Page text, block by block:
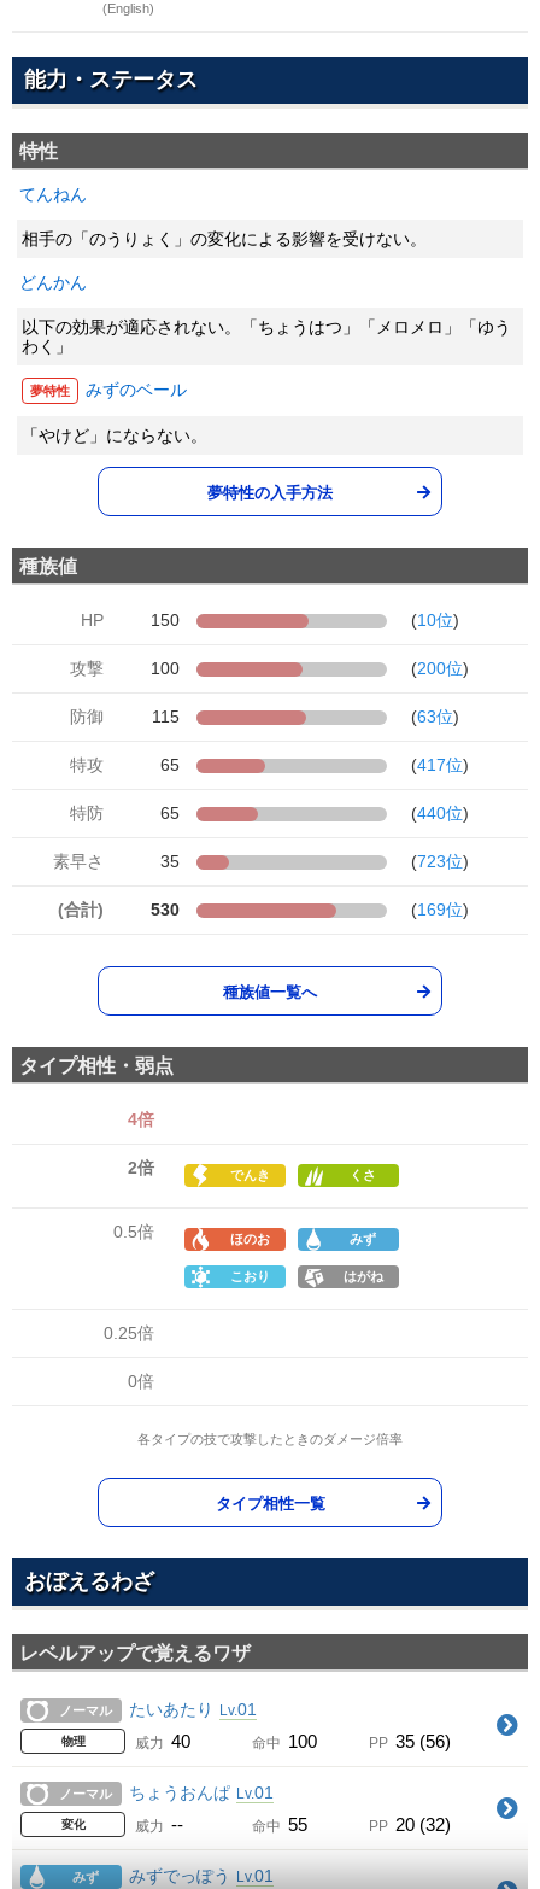
(English)
能力・ステータス
特性
てんねん
相手の「のうりょく」の変化による影響を受けない。
どんかん
以下の効果が適応されない。「ちょうはつ」「メロメロ」「ゆう
わく」
夢特性 みずのベール
「やけど」にならない。
夢特性の入手方法
種族値
HP 150 (10位)
攻撃 100 (200位)
防御 115 (63位)
特攻 65 (417位)
特防 65 (440位)
素早さ 35 (723位)
(合計) 530 (169位)
種族値一覧へ
タイプ相性・弱点
4倍
2倍 でんき くさ
0.5倍 ほのお みず
こおり はがね
0.25倍
0倍
各タイプの技で攻撃したときのダメージ倍率
タイプ相性一覧
おぼえるわざ
レベルアップで覚えるワザ
ノーマル たいあたり Lv.01
物理 威力 40 命中 100 PP 35 (56)
ノーマル ちょうおんぱ Lv.01
変化 威力 -- 命中 55 PP 20 (32)
みず みずでっぽう Lv.01